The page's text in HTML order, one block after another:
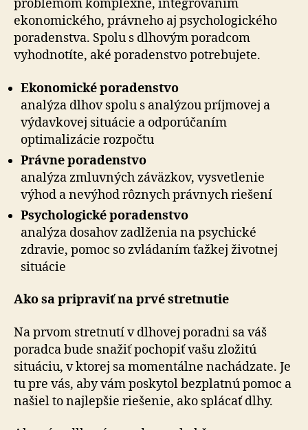
problémom komplexne, integrovaním
ekonomického, právneho aj psychologického
poradenstva. Spolu s dlhovým poradcom
vyhodnotíte, aké poradenstvo potrebujete.
Ekonomické poradenstvo
analýza dlhov spolu s analýzou príjmovej a
výdavkovej situácie a odporúčaním
optimalizácie rozpočtu
Právne poradenstvo
analýza zmluvných záväzkov, vysvetlenie
výhod a nevýhod rôznych právnych riešení
Psychologické poradenstvo
analýza dosahov zadlženia na psychické
zdravie, pomoc so zvládaním ťažkej životnej
situácie
Ako sa pripraviť na prvé stretnutie
Na prvom stretnutí v dlhovej poradni sa váš
poradca bude snažiť pochopiť vašu zložitú
situáciu, v ktorej sa momentálne nachádzate. Je
tu pre vás, aby vám poskytol bezplatnú pomoc a
našiel to najlepšie riešenie, ako splácať dlhy.